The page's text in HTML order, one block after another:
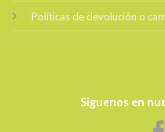
Políticas de devolución o
Siguenos en